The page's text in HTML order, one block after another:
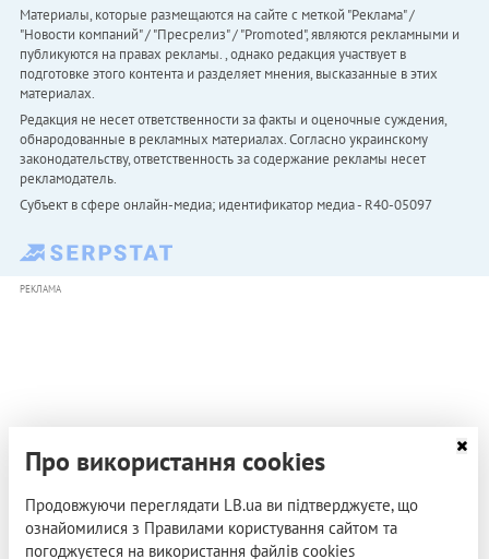
Материалы, которые размещаются на сайте с меткой "Реклама" /
"Новости компаний" / "Пресрелиз" / "Promoted", являются рекламными и
публикуются на правах рекламы. , однако редакция участвует в
подготовке этого контента и разделяет мнения, высказанные в этих
материалах.
Редакция не несет ответственности за факты и оценочные суждения,
обнародованные в рекламных материалах. Согласно украинскому
законодательству, ответственность за содержание рекламы несет
рекламодатель.
Субъект в сфере онлайн-медиа; идентификатор медиа - R40-05097
РЕКЛАМА
Про використання cookies
Продовжуючи переглядати LB.ua ви підтверджуєте, що
ознайомилися з Правилами користування сайтом та
погоджуєтеся на використання файлів cookies